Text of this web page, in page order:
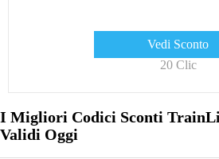
Vedi Sconto
20 Clic
I Migliori Codici Sconti
Validi Oggi